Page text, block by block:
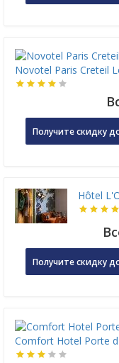
Novotel Paris Creteil
Получите скидку
Hôtel
Получите скидку
Comfort Hotel Porte